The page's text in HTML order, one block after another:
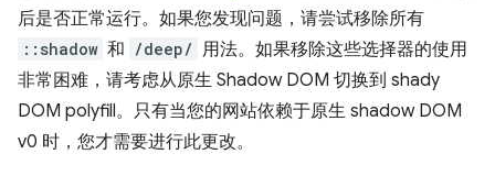
后是否正常运行。如果您发现问题，请尝试移除所有
::shadow 和 /deep/ 用法。如果移除这些选择器的使用
非常困难，请考虑从原生 Shadow DOM 切换到 shady
DOM polyfill。只有当您的网站依赖于原生 shadow DOM
v0 时，您才需要进行此更改。